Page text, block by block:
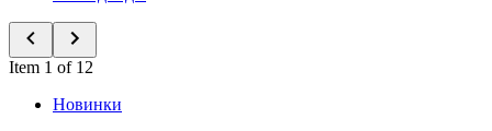
Item 1 of 12
Новинки